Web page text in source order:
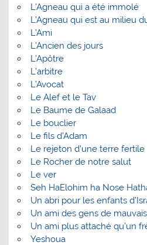
L’Agneau qui a été immolé
L’Agneau qui est au milieu
L’Ami
L’Ancien des jours
L’Apôtre
L’arbitre
L’Avocat
Le Alef et le Tav
Le Baume de Galaad
Le bouclier
Le fils d’Adam
Le rejeton d’une terre fertile
Le Rocher de notre salut
Le ver
Seh HaElohim ha Nose
Un abri pour les enfants
Un ami des gens de
Un ami plus attaché qu’un
Yeshoua